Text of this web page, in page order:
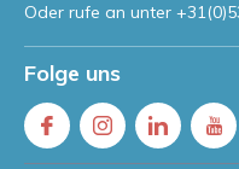
Oder rufe an unter
Folge uns